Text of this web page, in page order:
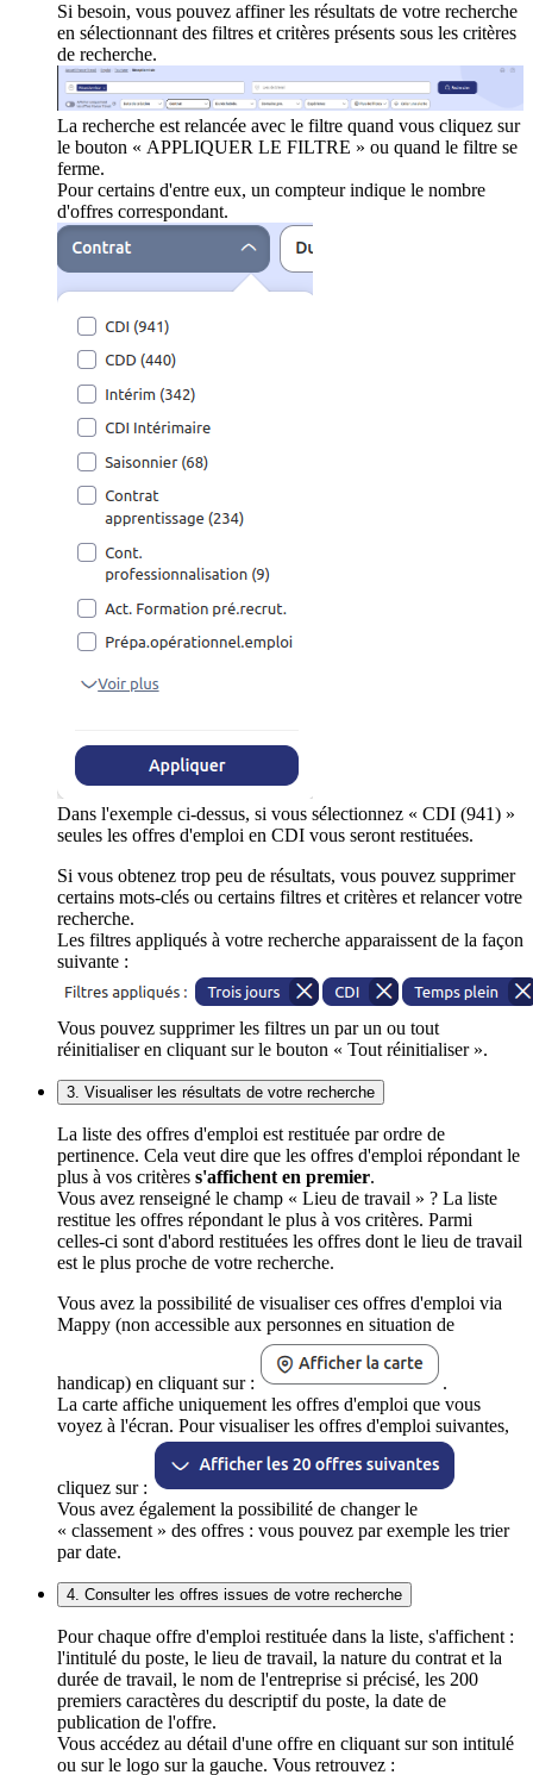
Si besoin, vous pouvez affiner les résultats de votre recherche
en sélectionnant des filtres et critères présents sous les critères
de recherche.
La recherche est relancée avec le filtre quand vous cliquez sur
le bouton « APPLIQUER LE FILTRE » ou quand le filtre se
ferme.
Pour certains d'entre eux, un compteur indique le nombre
d'offres correspondant.
Dans l'exemple ci-dessus, si vous sélectionnez « CDI (941) »
seules les offres d'emploi en CDI vous seront restituées.
Si vous obtenez trop peu de résultats, vous pouvez supprimer
certains mots-clés ou certains filtres et critères et relancer votre
recherche.
Les filtres appliqués à votre recherche apparaissent de la façon
suivante :
Vous pouvez supprimer les filtres un par un ou tout
réinitialiser en cliquant sur le bouton « Tout réinitialiser ».
3. Visualiser les résultats de votre recherche
La liste des offres d'emploi est restituée par ordre de
pertinence. Cela veut dire que les offres d'emploi répondant le
plus à vos critères s'affichent en premier.
Vous avez renseigné le champ « Lieu de travail » ? La liste
restitue les offres répondant le plus à vos critères. Parmi
celles-ci sont d'abord restituées les offres dont le lieu de travail
est le plus proche de votre recherche.
Vous avez la possibilité de visualiser ces offres d'emploi via
Mappy (non accessible aux personnes en situation de
handicap) en cliquant sur :
.
La carte affiche uniquement les offres d'emploi que vous
voyez à l'écran. Pour visualiser les offres d'emploi suivantes,
cliquez sur :
Vous avez également la possibilité de changer le
« classement » des offres : vous pouvez par exemple les trier
par date.
4. Consulter les offres issues de votre recherche
Pour chaque offre d'emploi restituée dans la liste, s'affichent :
l'intitulé du poste, le lieu de travail, la nature du contrat et la
durée de travail, le nom de l'entreprise si précisé, les 200
premiers caractères du descriptif du poste, la date de
publication de l'offre.
Vous accédez au détail d'une offre en cliquant sur son intitulé
ou sur le logo sur la gauche. Vous retrouvez :